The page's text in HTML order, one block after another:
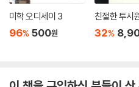
단토는 "포스트모더니즘"이라는 용
시대"라는 용어로 현대 예술계를 지
는 예술이 더 이상 하나의 통합된 양
미학 오디세이 3
96% 500원
친절한 투시
32%